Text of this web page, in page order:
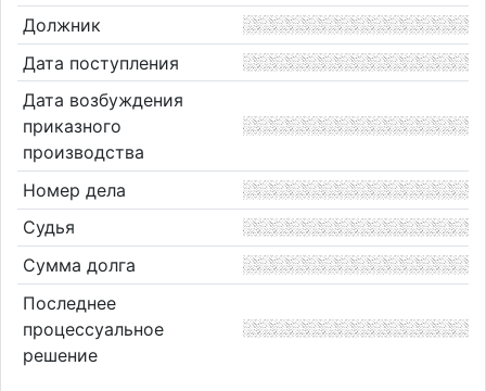
Должник
Дата поступления
Дата возбуждения
приказного
производства
Номер дела
Судья
Сумма долга
Последнее
процессуальное
решение